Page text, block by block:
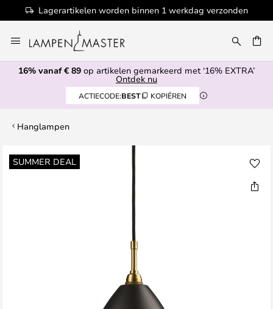
Lagerartikelen worden binnen 1 werkdag verzonden
naar
de
inhoud
16% vanaf € 89 op artikelen gemarkeerd met ‘16% EXTRA’
Ontdek nu
ACTIECODE:BEST KOPIËREN
Hanglampen
SUMMER DEAL
Ga
naar